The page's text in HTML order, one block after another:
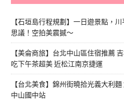
【石垣島行程規劃】一日遊景點，
思議！空拍美震撼～
【美侖商旅】台北中山區住宿推薦
吃下午茶超美 近松江南京捷運
【台北美食】錦州街曉拾光義大利
中山國中站